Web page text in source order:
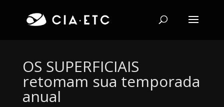
OS SUPERFICIAIS
retomam sua temporada
anual